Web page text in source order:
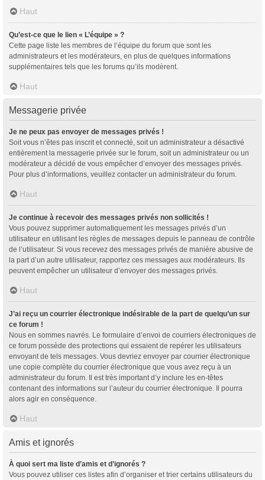
Haut
Qu’est-ce que le lien « L’équipe » ?
Cette page liste les membres de l’équipe du forum que sont les
administrateurs et les modérateurs, en plus de quelques informations
supplémentaires tels que les forums qu’ils modèrent.
Haut
Messagerie privée
Je ne peux pas envoyer de messages privés !
Soit vous n’êtes pas inscrit et connecté, soit un administrateur a désactivé
entièrement la messagerie privée sur le forum, soit un administrateur ou un
modérateur a décidé de vous empêcher d’envoyer des messages privés.
Pour plus d’informations, veuillez contacter un administrateur du forum.
Haut
Je continue à recevoir des messages privés non sollicités !
Vous pouvez supprimer automatiquement les messages privés d’un
utilisateur en utilisant les règles de messages depuis le panneau de contrôle
de l’utilisateur. Si vous recevez des messages privés de manière abusive de
la part d’un autre utilisateur, rapportez ces messages aux modérateurs. Ils
peuvent empêcher un utilisateur d’envoyer des messages privés.
Haut
J’ai reçu un courrier électronique indésirable de la part de quelqu’un sur
ce forum !
Nous en sommes navrés. Le formulaire d’envoi de courriers électroniques de
ce forum possède des protections qui essaient de repérer les utilisateurs
envoyant de tels messages. Vous devriez envoyer par courrier électronique
une copie complète du courrier électronique que vous avez reçu à un
administrateur du forum. Il est très important d’y inclure les en-têtes
contenant des informations sur l’auteur du courrier électronique. Il pourra
alors agir en conséquence.
Haut
Amis et ignorés
À quoi sert ma liste d’amis et d’ignorés ?
Vous pouvez utiliser ces listes afin d’organiser et trier certains utilisateurs du